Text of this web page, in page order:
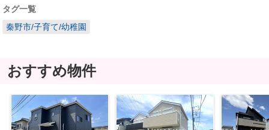
タグ一覧
秦野市/子育て/幼稚園
おすすめ物件